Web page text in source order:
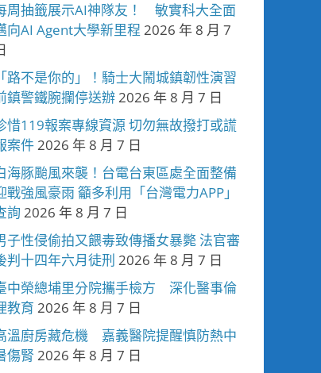
周抽籤展示AI神隊友！ 敏實科大全面
向AI Agent大學新里程 2026 年 8 月 7
「路不是你的」！騎士大鬧城鎮韌性演習
鎮警鐵腕攔停送辦2026 年 8 月 7 日
惜119報案專線資源 切勿無故撥打或謊
案件2026 年 8 月 7 日
海豚颱風來襲！台電台東區處全面整備
戰強風豪雨 籲多利用「台灣電力APP」
詢 2026 年 8 月 7 日
子性侵偷拍又餵毒致傳播女暴斃 法官審
判十四年六月徒刑 2026 年 8 月 7 日
中榮總埔里分院攜手檢方 深化醫事倫
教育 2026 年 8 月 7 日
溫廚房藏危機 嘉義醫院提醒慎防熱中
傷腎 2026 年 8 月 7 日